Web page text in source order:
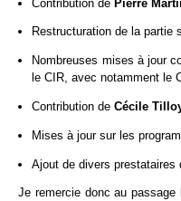
Contribution dePierre
Restructuration de la partie
Nombreuses mises à jour
le CIR, avec notamment le
Contribution deCécile
Mises à jour sur les
Ajout de divers prestataires
Je remercie donc au